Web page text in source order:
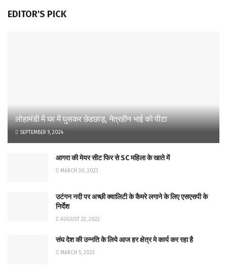
EDITOR'S PICK
लोहामंडी में घर में घुसकर छेडछाड़, नेत्रहीन भाई को पीटा
SEPTEMBER 9, 2024
आगरा की मेयर सीट फिर से SC महिला के खाते में
MARCH 30, 2023
उटंगन नदी पर अच्छी क्वालिटी के कैमरे लगाने के लिए एसएसपी के
निर्देश
AUGUST 22, 2022
संघ देश की उन्नति के लिये आज हर क्षेत्र मे कार्य कर रहा है
MARCH 5, 2023